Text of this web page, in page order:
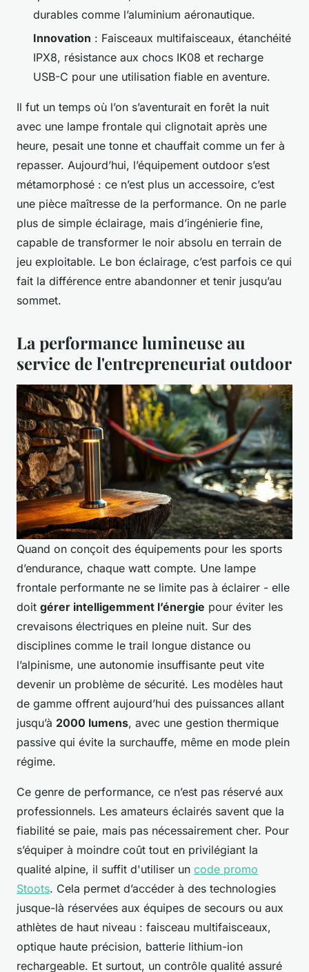
durables comme l’aluminium aéronautique.
Innovation : Faisceaux multifaisceaux, étanchéité
IPX8, résistance aux chocs IK08 et recharge
USB-C pour une utilisation fiable en aventure.
Il fut un temps où l’on s’aventurait en forêt la nuit
avec une lampe frontale qui clignotait après une
heure, pesait une tonne et chauffait comme un fer à
repasser. Aujourd’hui, l’équipement outdoor s’est
métamorphosé : ce n’est plus un accessoire, c’est
une pièce maîtresse de la performance. On ne parle
plus de simple éclairage, mais d’ingénierie fine,
capable de transformer le noir absolu en terrain de
jeu exploitable. Le bon éclairage, c’est parfois ce qui
fait la différence entre abandonner et tenir jusqu’au
sommet.
La performance lumineuse au
service de l'entrepreneuriat outdoor
Quand on conçoit des équipements pour les sports
d’endurance, chaque watt compte. Une lampe
frontale performante ne se limite pas à éclairer - elle
doit gérer intelligemment l’énergie pour éviter les
crevaisons électriques en pleine nuit. Sur des
disciplines comme le trail longue distance ou
l’alpinisme, une autonomie insuffisante peut vite
devenir un problème de sécurité. Les modèles haut
de gamme offrent aujourd’hui des puissances allant
jusqu’à 2000 lumens, avec une gestion thermique
passive qui évite la surchauffe, même en mode plein
régime.
Ce genre de performance, ce n’est pas réservé aux
professionnels. Les amateurs éclairés savent que la
fiabilité se paie, mais pas nécessairement cher. Pour
s’équiper à moindre coût tout en privilégiant la
qualité alpine, il suffit d'utiliser un code promo
Stoots. Cela permet d’accéder à des technologies
jusque-là réservées aux équipes de secours ou aux
athlètes de haut niveau : faisceau multifaisceaux,
optique haute précision, batterie lithium-ion
rechargeable. Et surtout, un contrôle qualité assuré